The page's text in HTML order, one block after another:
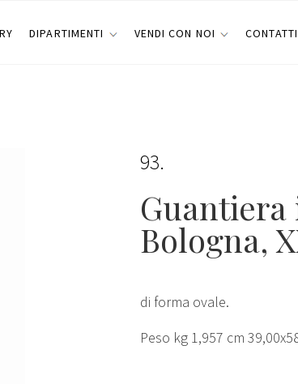
DIPARTIMENTI VENDI CON NOI CONTATTI
93
Bologna,
di forma ovale.
Peso kg 1,957 cm